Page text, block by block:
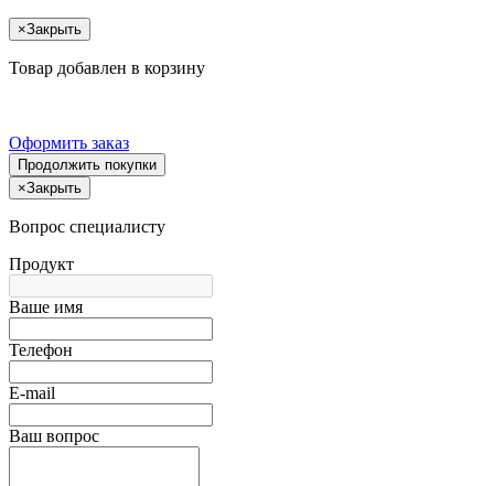
×Закрыть
Товар добавлен в корзину
Оформить заказ
Продолжить покупки
×Закрыть
Вопрос специалисту
Продукт
Ваше имя
Телефон
E-mail
Ваш вопрос